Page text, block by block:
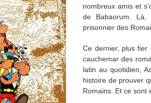
nombreux amis et
de Babaorum.
prisonnier des
Ce dernier, plus fier
cauchemar des
latin au quotidien,
histoire de prouver
Romains. Et ce sont